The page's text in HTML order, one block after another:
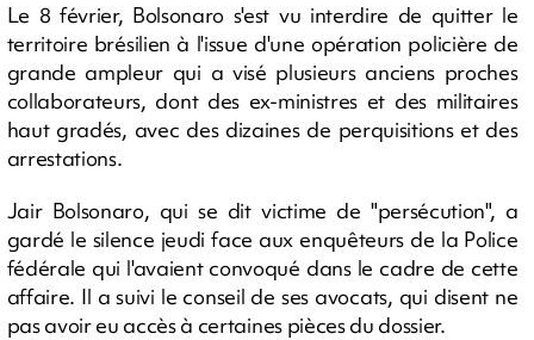
Le 8 février, Bolsonaro s'est vu interdire de quitter le
territoire brésilien à l'issue d'une opération policière de
grande ampleur qui a visé plusieurs anciens proches
collaborateurs, dont des ex-ministres et des militaires
haut gradés, avec des dizaines de perquisitions et des
arrestations.
Jair Bolsonaro, qui se dit victime de "persécution", a
gardé le silence jeudi face aux enquêteurs de la Police
fédérale qui l'avaient convoqué dans le cadre de cette
affaire. Il a suivi le conseil de ses avocats, qui disent ne
pas avoir eu accès à certaines pièces du dossier.